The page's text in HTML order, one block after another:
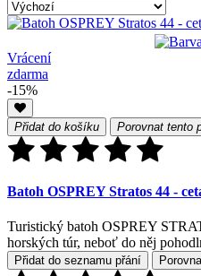
Vrácení
zdarma
-15%
Přidat do košíku Porovnat tento
Batoh OSPREY Stratos 44 -
Turistický batoh OSPREY
horských túr, neboť do něj
Přidat do seznamu přání